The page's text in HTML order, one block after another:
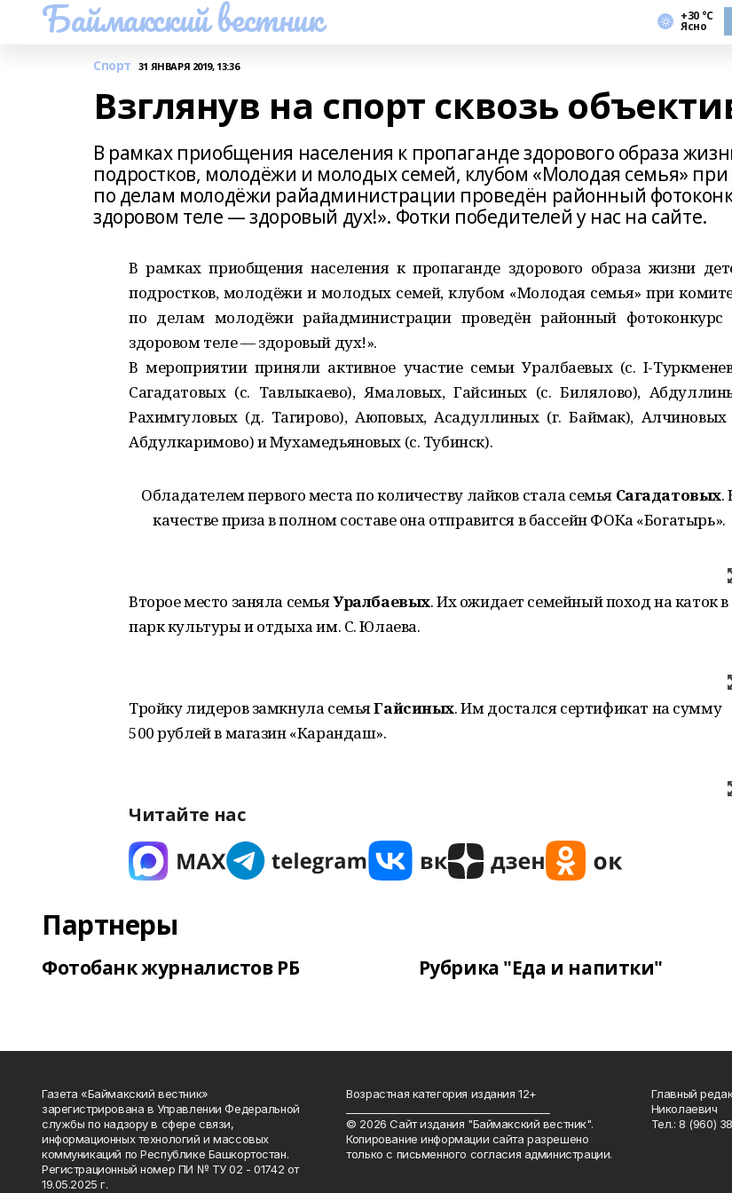
Баймакский вестник +30 °С
Ясно
Спорт 31 ЯНВАРЯ 2019, 13:36
Взглянув на спорт сквозь
В рамках приобщения населения к пропаганде здорового образа
подростков, молодёжи и молодых семей, клубом «Молодая семья» при
по делам молодёжи райадминистрации проведён районный
здоровом теле — здоровый дух!». Фотки победителей у нас на сайте.
В рамках приобщения населения к пропаганде здорового образа жизни
подростков, молодёжи и молодых семей, клубом «Молодая семья» при
по делам молодёжи райадминистрации проведён районный фотоконкурс
здоровом теле — здоровый дух!».
В мероприятии приняли активное участие семьи Уралбаевых (с. I-
Сагадатовых (с. Тавлыкаево), Ямаловых, Гайсиных (с. Билялово),
Рахимгуловых (д. Тагирово), Аюповых, Асадуллиных (г. Баймак), Алчиновых
Абдулкаримово) и Мухамедьяновых (с. Тубинск).
Обладателем первого места по количеству лайков стала семья Сагадатовых.
качестве приза в полном составе она отправится в бассейн ФОКа «Богатырь».
Второе место заняла семьяУралбаевых. Их ожидает семейный поход на каток в
парк культуры и отдыха им. С. Юлаева.
Тройку лидеров замкнула семьяГайсиных. Им достался сертификат на сумму
500 рублей в магазин «Карандаш».
Читайте нас
Партнеры
Фотобанк журналистов РБ Рубрика "Еда и напитки"
Газета «Баймакский вестник»
зарегистрирована в Управлении Федеральной
службы по надзору в сфере связи,
информационных технологий и массовых
коммуникаций по Республике Башкортостан.
Регистрационный номер ПИ № ТУ 02 - 01742 от
19.05.2025 г.
Возрастная категория издания 12+
© 2026 Сайт издания "Баймакский вестник".
Копирование информации сайта разрешено
только с письменного согласия администрации.
Главный
Николаевич
Тел.: 8 (960)